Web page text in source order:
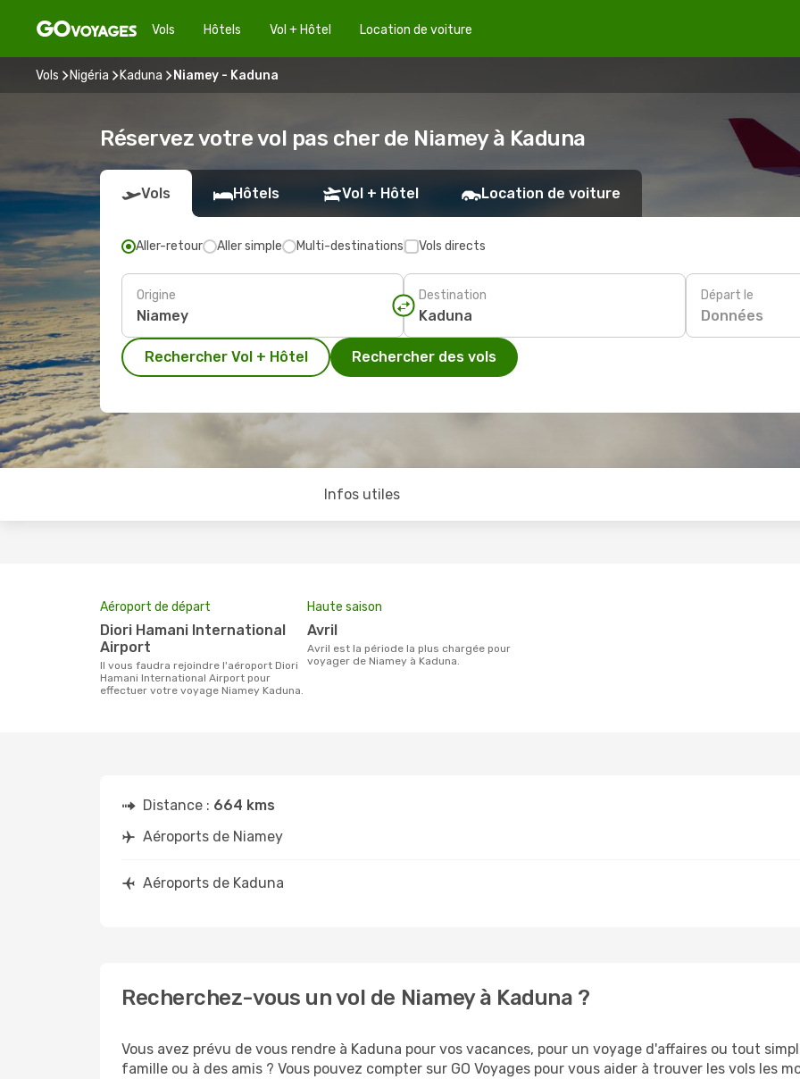
Vols Hôtels Vol + Hôtel Location de voiture
Vols Nigéria Kaduna Niamey - Kaduna
Réservez votre vol pas cher de Niamey à Kaduna
Vols Hôtels Vol + Hôtel Location de voiture
Aller-retour Aller simple Multi-destinations Vols directs
Origine Destination Départ le
Données
Rechercher Vol + Hôtel Rechercher des vols
Infos utiles
Aéroport de départ
Diori Hamani International
Airport
Il vous faudra rejoindre l'aéroport Diori
Hamani International Airport pour
effectuer votre voyage Niamey Kaduna.
Haute saison
avril
avril est la période la plus chargée pour
voyager de Niamey à Kaduna.
Distance : 664 kms
Aéroports de Niamey
Aéroports de Kaduna
Recherchez-vous un vol de Niamey à Kaduna ?
Vous avez prévu de vous rendre à Kaduna pour vos vacances, pour un voyage d'affaires ou tout
famille ou à des amis ? Vous pouvez compter sur GO Voyages pour vous aider à trouver les vols les